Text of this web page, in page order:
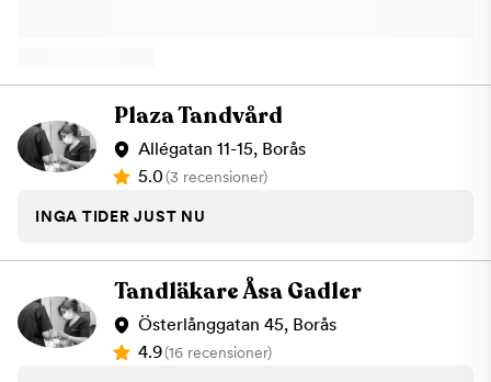
Plaza Tandvård
Allégatan 11-15, Borås
5.0(3 recensioner)
INGA TIDER JUST NU
Tandläkare Åsa Gadler
Österlånggatan 45, Borås
4.9(16 recensioner)